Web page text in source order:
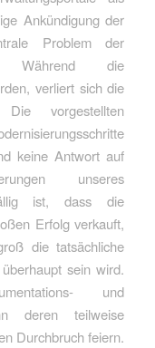
Ankündigung der
Problem der
Während die
verliert sich die
vorgestellten
keine Antwort auf
unseres
ist, dass die
Erfolg verkauft,
die tatsächliche
sein wird.
und
deren teilweise
Durchbruch feiern.